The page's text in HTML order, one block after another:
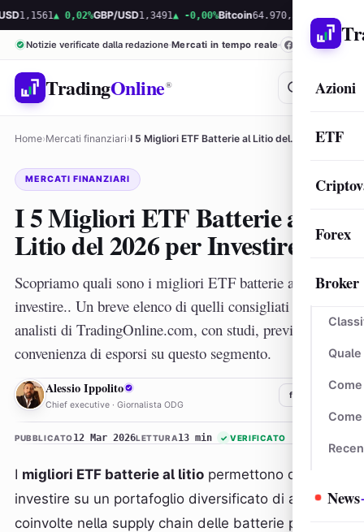
Azioni
ETF
Forex
Broker
News
▲ 0,02%GBP/USD1,3491▲ -0,00%Bitcoin64.970,37▲ 0,01% Ethereum
Notizie verificate dalla redazione Mercati in tempo reale
TradingOnline®
Home›Mercati finanziari›I 5 Migliori ETF Batterie al Litio del…
MERCATI FINANZIARI
I 5 Migliori ETF Batterie al
Litio del 2026 per Investire
Scopriamo quali sono i migliori ETF batterie al litio per
investire.. Un breve elenco di quelli consigliati dagli
analisti di TradingOnline.com, con studi, previsioni e
convenienza di esporsi su questo segmento.
AI Alessio Ippolito
Chief executive · Giornalista ODG
f
PUBBLICATO12 Mar 2026LETTURA13 min ✓ VERIFICATO
I migliori ETF batterie al litio permettono di
investire su un portafoglio diversificato di aziende
coinvolte nella supply chain delle batterie per